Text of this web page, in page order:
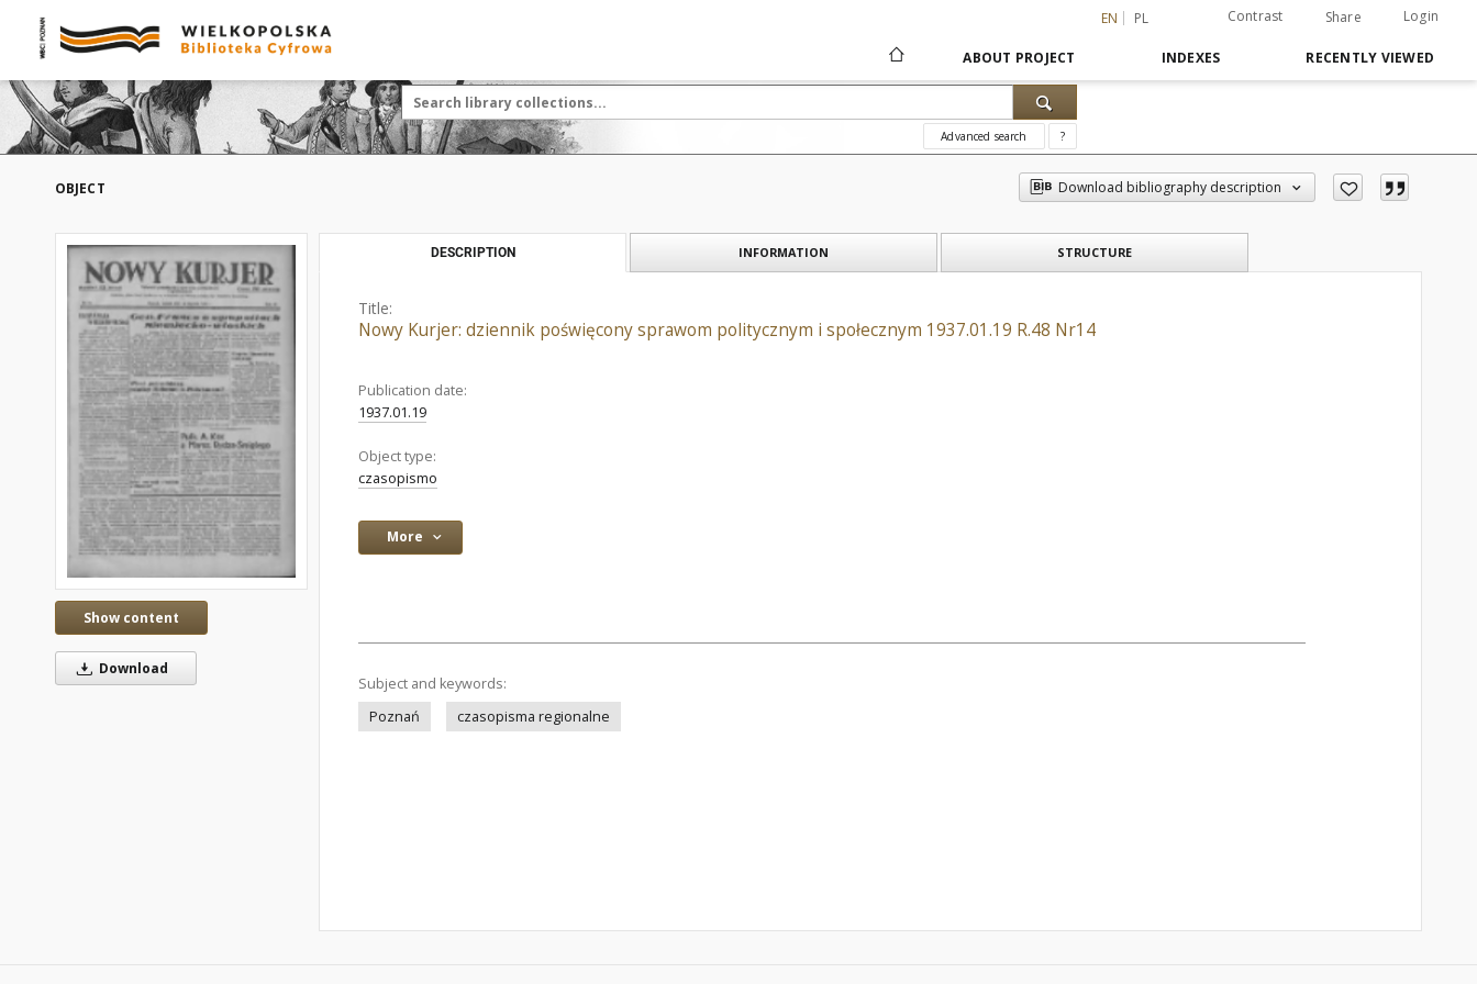
EN PL Contrast Share Login
ABOUT PROJECT INDEXES RECENTLY VIEWED
Advanced search ?
OBJECT Download bibliography description
Show content
Download
DESCRIPTION INFORMATION STRUCTURE
Title:
Nowy Kurjer: dziennik poświęcony sprawom politycznym i społecznym 1937.01.19 R.48 Nr14
Publication date:
1937.01.19
Object type:
czasopismo
More
Subject and keywords:
Poznań
czasopisma regionalne